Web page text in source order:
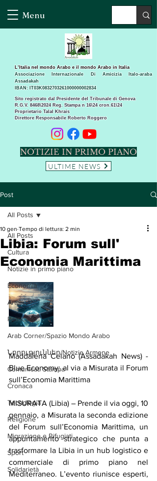
Menu
Sito registrato dal Presidente del Tribunale di Genova
R.G.V. 8468\2024 Reg. Stampa n 16\24 cron.61\24 ​
Proprietario Talal Khrais
Direttore Responsabile Roberto Roggero
L’Italia nel mondo Arabo e il mondo Arabo in Italia
Associazione Internazionale Di Amicizia Italo-araba
Assadakah
IBAN: IT03K0832703261000000002834
NOTIZIE IN PRIMO PIANO
ULTIME NEWS
Post
All Posts
Cultura
Notizie in primo piano
Economia
Arte
Politica
Arab Corner/Spazio Mondo Arabo
Նորություններ/Notizie Armene
Comunicati Stampa
Cronaca
Tecnologia
Religione
Migrazione e Rifugiati
Sport
Solidarietà
All Posts
Libia: Forum sull'
Economia Marittima
10 gen Tempo di lettura: 2 min
Maddalena Celano (Assadakah News) -
Blue Economy: al via a Misurata il Forum
sull’Economia Marittima
MISURATA (Libia) – Prende il via oggi, 10
gennaio, a Misurata la seconda edizione
del Forum sull’Economia Marittima, un
appuntamento strategico che punta a
trasformare la Libia in un hub logistico e
commerciale di primo piano nel
Mediterraneo. L’evento riunisce esperti,